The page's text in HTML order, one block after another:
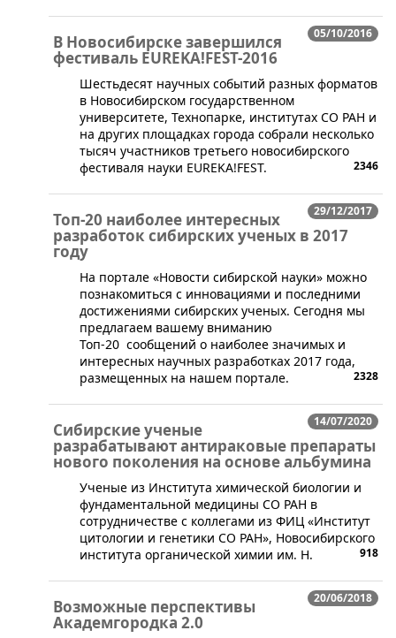
05/10/2016
В Новосибирске завершился
фестиваль EUREKA!FEST-2016
​Шестьдесят научных событий разных форматов
в Новосибирском государственном
университете, Технопарке, институтах СО РАН и
на других площадках города собрали несколько
тысяч участников третьего новосибирского
фестиваля науки EUREKA!FEST.
2346
29/12/2017
Топ-20 наиболее интересных
разработок сибирских ученых в 2017
году
На портале «Новости сибирской науки» можно
познакомиться с инновациями и последними
достижениями сибирских ученых. Сегодня мы
предлагаем вашему вниманию
Топ-20 сообщений о наиболее значимых и
интересных научных разработках 2017 года,
размещенных на нашем портале.
2328
14/07/2020
Сибирские ученые
разрабатывают антираковые препараты
нового поколения на основе альбумина
​Ученые из Института химической биологии и
фундаментальной медицины СО РАН в
сотрудничестве с коллегами из ФИЦ «Институт
цитологии и генетики СО РАН», Новосибирского
института органической химии им. Н.
918
20/06/2018
Возможные перспективы
Академгородка 2.0